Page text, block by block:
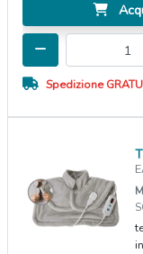
Spedizione